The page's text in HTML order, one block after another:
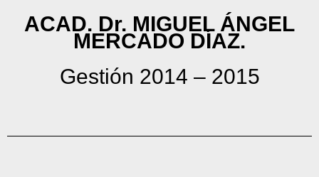
ACAD. Dr. MIGUEL ÁNGEL
MERCADO DÍAZ.
Gestión 2014 – 2015